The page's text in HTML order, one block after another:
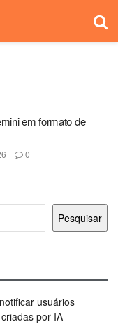
em formato de
0
Pesquisar
usuários
por IA